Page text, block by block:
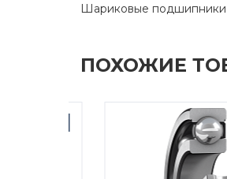
Шариковые подшипники
ПОХОЖИЕ